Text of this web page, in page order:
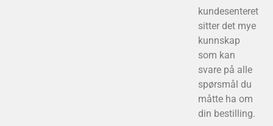
kundesenteret
sitter det mye
kunnskap
som kan
svare på alle
spørsmål du
måtte ha om
din bestilling.